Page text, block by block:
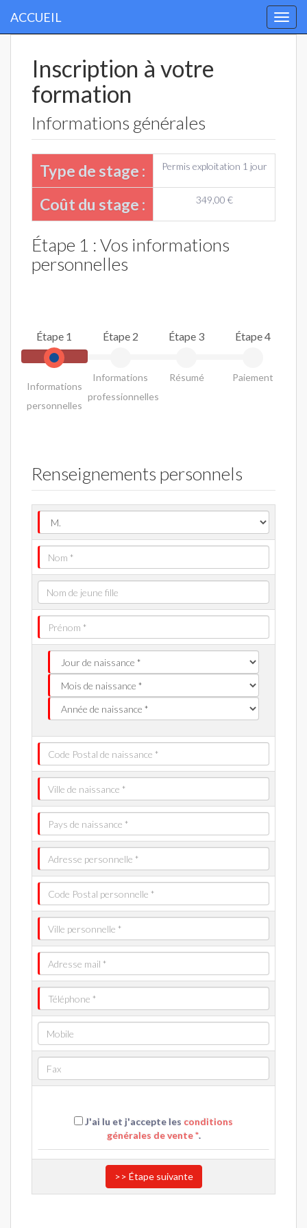
ACCUEIL
Inscription à votre
formation
Informations générales
Type de stage : Permis exploitation 1 jour
Coût du stage : 349,00 €
Étape 1 : Vos informations
personnelles
Étape 1
Informations
personnelles
Étape 2
Informations
professionnelles
Étape 3
Résumé
Étape 4
Paiement
Renseignements personnels
J'ai lu et j'accepte les conditions
générales de vente *.
>> Étape suivante